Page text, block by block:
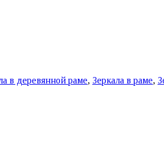
в деревянной раме, Зеркала в раме,